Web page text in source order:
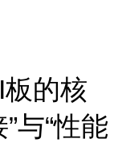
的核
与“性能